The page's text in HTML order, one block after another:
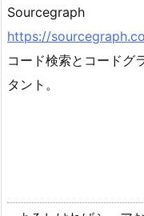
Sourcegraph
https://
コード検索とコードグ
タント。